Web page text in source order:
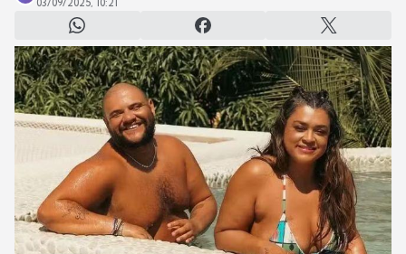
03/09/2025, 10:21